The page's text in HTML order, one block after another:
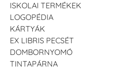
ISKOLAI TERMÉKEK
LOGOPÉDIA
KÁRTYÁK
EX LIBRIS PECSÉT
DOMBORNYOMÓ
TINTAPÁRNA